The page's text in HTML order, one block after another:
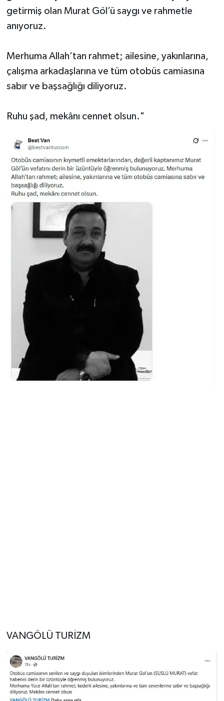
getirmiş olan Murat Göl’ü saygı ve rahmetle
anıyoruz.
Merhuma Allah’tan rahmet; ailesine, yakınlarına,
çalışma arkadaşlarına ve tüm otobüs camiasına
sabır ve başsağlığı diliyoruz.
Ruhu şad, mekânı cennet olsun."
VANGÖLÜ TURİZM